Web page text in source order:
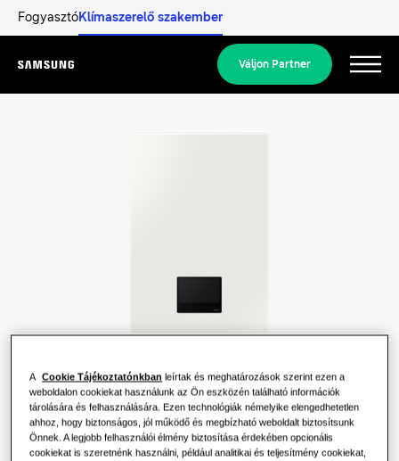
FogyasztóKlímaszerelő szakember
Menu
Váljon Partner
MEGOLDÁSOK OTTHONA SZÁMÁRA
Hőszivattyú megoldások
MEGOLDÁSOK KERESKEDELMI ÉPÜLETEK
Légkondicionálási megoldások
Mi az a hőszivattyú és hogyan
működik?
A hőszivattyúk nyújtotta előnyök
A Samsungról
TELJESÍTMÉNY: 16.0kW
FŰTÉS 35°C: FŰTÉS 55°C
A Cookie Tájékoztatónkban leírtak és meghatározások szerint ezen a
weboldalon cookiekat használunk az Ön eszközén található információk
tárolására és felhasználására. Ezen technológiák némelyike elengedhetetlen
ahhoz, hogy biztonságos, jól működő és megbízható weboldalt biztosítsunk
Önnek. A legjobb felhasználói élmény biztosítása érdekében opcionális
cookiekat is szeretnénk használni, például analitikai és teljesítmény cookiekat,